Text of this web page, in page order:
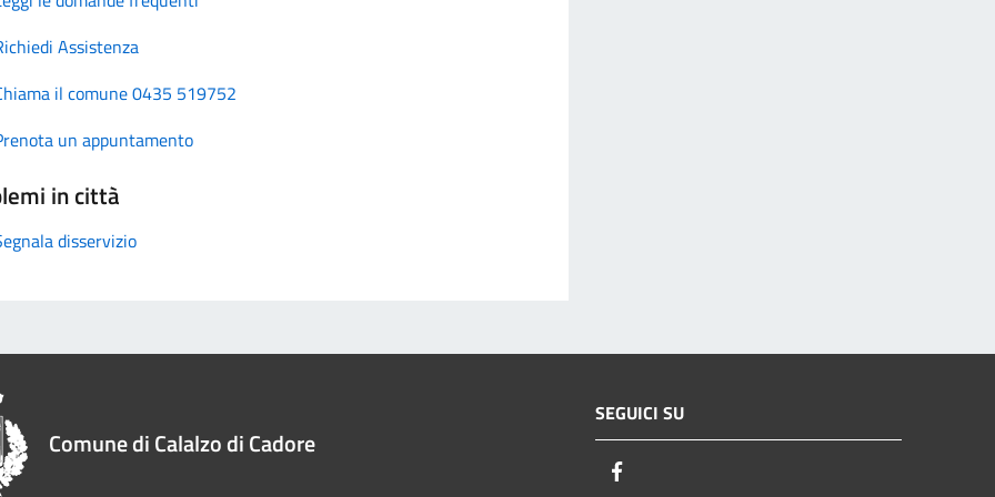
Assistenza
il comune 0435 519752
un appuntamento
in città
disservizio
Comune di Calalzo di Cadore
SEGUICI SU